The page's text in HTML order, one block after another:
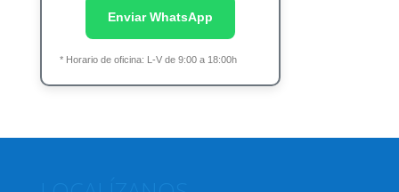
Enviar WhatsApp
* Horario de oficina: L-V de 9:00 a 18:00h